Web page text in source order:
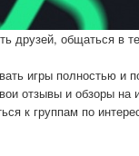
друзей, общаться в
игры полностью и
отзывы и обзоры на
к группам по